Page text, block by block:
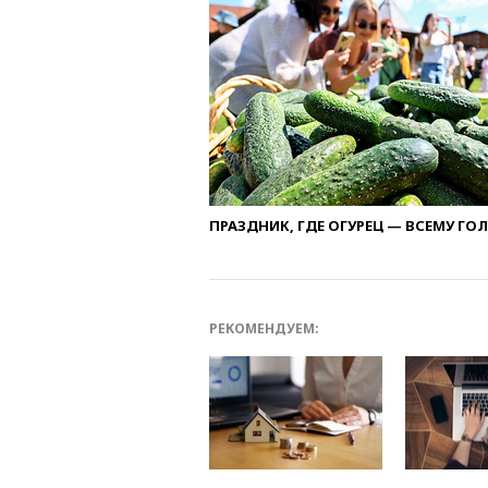
ПРАЗДНИК, ГДЕ ОГУРЕЦ — ВСЕМУ
РЕКОМЕНДУЕМ: